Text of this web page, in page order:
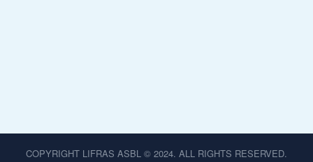
COPYRIGHT LIFRAS ASBL © 2024. ALL RIGHTS RESERVED.